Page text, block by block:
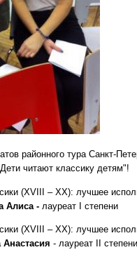
районного тура Санкт-
читают классику детям"!
(XVIII – XX): лучшее
Алиса -лауреат I степени
(XVIII – XX): лучшее
- лауреат II степени